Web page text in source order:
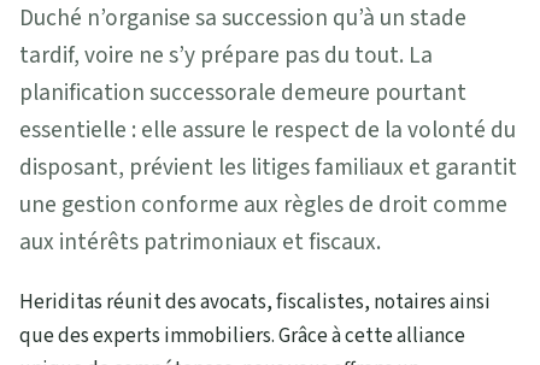
Duché n’organise sa succession qu’à un stade
tardif, voire ne s’y prépare pas du tout. La
planification successorale demeure pourtant
essentielle : elle assure le respect de la volonté du
disposant, prévient les litiges familiaux et garantit
une gestion conforme aux règles de droit comme
aux intérêts patrimoniaux et fiscaux.
Heriditas réunit des avocats, fiscalistes, notaires ainsi
que des experts immobiliers. Grâce à cette alliance